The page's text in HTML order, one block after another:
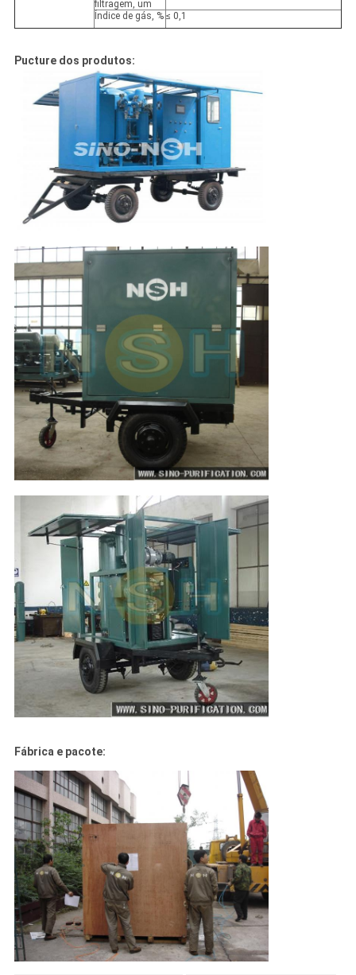
filtragem, um
Índice de gás, % ≤ 0,1
Pucture dos produtos:
Fábrica e pacote: